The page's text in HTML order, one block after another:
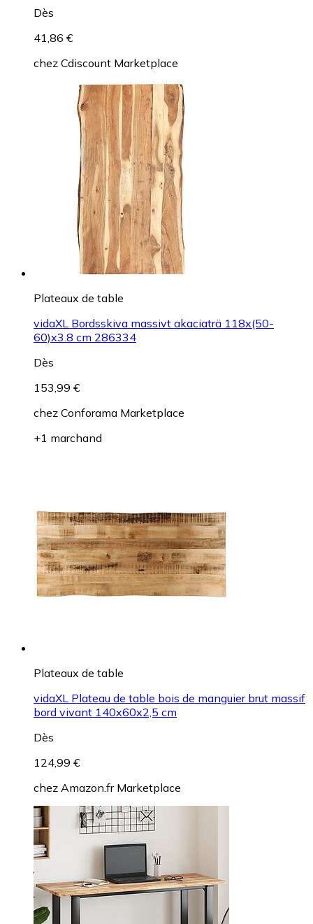
Dès
41,86 €
chez Cdiscount Marketplace
Plateaux de table
vidaXL Bordsskiva massivt akaciaträ 118x(50-
60)x3.8 cm 286334
Dès
153,99 €
chez Conforama Marketplace
+1 marchand
Plateaux de table
vidaXL Plateau de table bois de manguier brut massif
bord vivant 140x60x2,5 cm
Dès
124,99 €
chez Amazon.fr Marketplace